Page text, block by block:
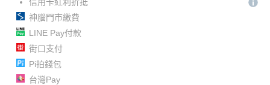
神腦門市繳費
LINE Pay付款
街口支付
Pi拍錢包
台灣Pay